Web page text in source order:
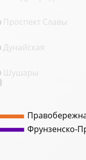
Фрунзенско-
Проспект Славы
Дунайская
Шушары